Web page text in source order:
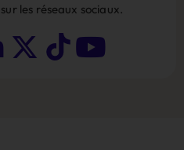
les réseaux sociaux.